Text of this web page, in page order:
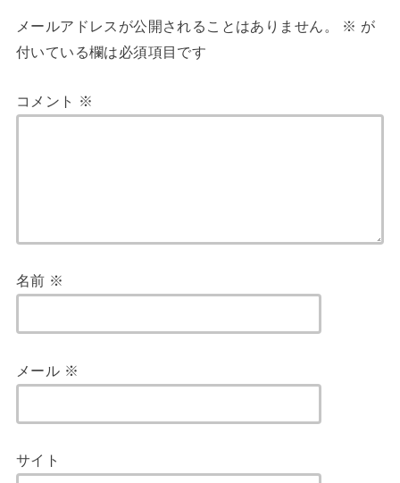
メールアドレスが公開されることはありません。 ※ が
付いている欄は必須項目です
コメント ※
名前 ※
メール ※
サイト